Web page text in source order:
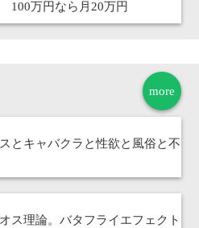
100万円なら月20万円
more
とキャバクラと性欲と風俗と不
ス理論。バタフライエフェクト